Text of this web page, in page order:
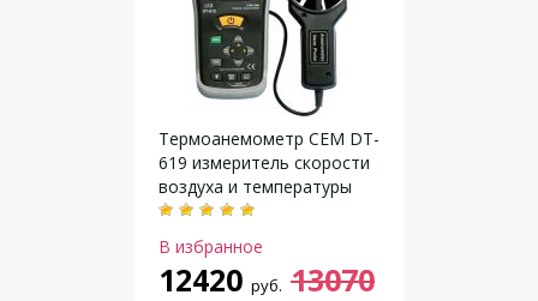
Термоанемометр CEM DT-
619 измеритель скорости
воздуха и температуры
В избранное
12420 руб. 13070